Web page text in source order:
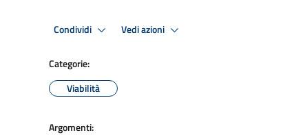
Condividi Vedi azioni
Categorie:
Viabilità
Argomenti: